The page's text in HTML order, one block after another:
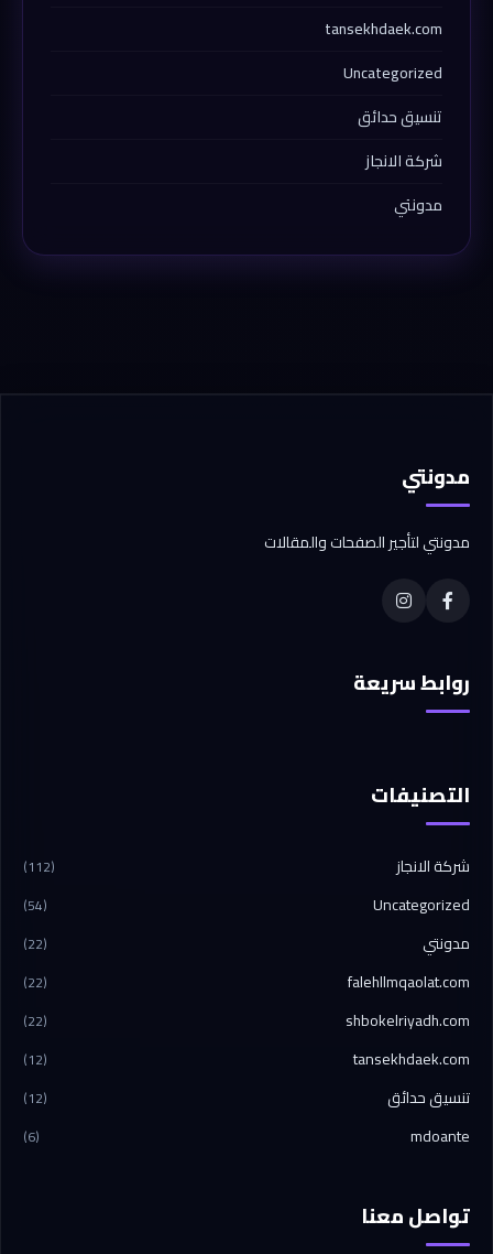
tansekhdaek.com
Uncategorized
تنسيق حدائق
شركة الانجاز
مدونتي
مدونتي
مدونتي لتأجير الصفحات والمقالات
روابط سريعة
التصنيفات
شركة الانجاز (112)
Uncategorized
(54)
مدونتي (22)
falehllmqaolat.com
(22)
shbokelriyadh.com
(22)
tansekhdaek.com
(12)
تنسيق حدائق (12)
mdoante
(6)
تواصل معنا